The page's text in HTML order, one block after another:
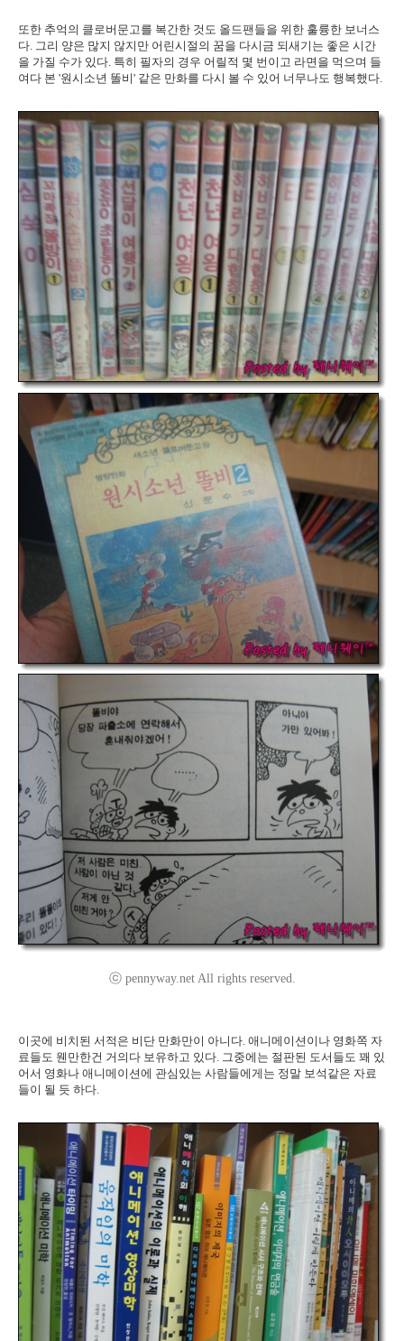
또한 추억의 클로버문고를 복간한 것도 올드팬들을 위한 훌륭한 보너스
다. 그리 양은 많지 않지만 어린시절의 꿈을 다시금 되새기는 좋은 시간
을 가질 수가 있다. 특히 필자의 경우 어릴적 몇 번이고 라면을 먹으며 들
여다 본 '원시소년 똘비' 같은 만화를 다시 볼 수 있어 너무나도 행복했다.
ⓒ pennyway.net All rights reserved.
이곳에 비치된 서적은 비단 만화만이 아니다. 애니메이션이나 영화쪽 자
료들도 웬만한건 거의다 보유하고 있다. 그중에는 절판된 도서들도 꽤 있
어서 영화나 애니메이션에 관심있는 사람들에게는 정말 보석같은 자료
들이 될 듯 하다.